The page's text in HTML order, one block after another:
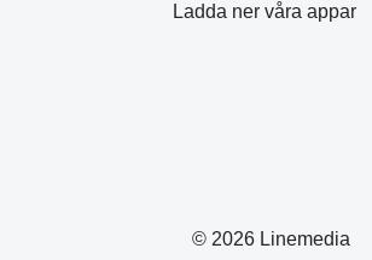
© 2026 Linemedia
Ladda ner våra appar